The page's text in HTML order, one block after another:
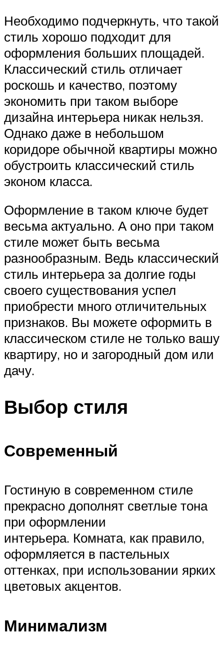
Необходимо подчеркнуть, что такой
стиль хорошо подходит для
оформления больших площадей.
Классический стиль отличает
роскошь и качество, поэтому
экономить при таком выборе
дизайна интерьера никак нельзя.
Однако даже в небольшом
коридоре обычной квартиры можно
обустроить классический стиль
эконом класса.
Оформление в таком ключе будет
весьма актуально. А оно при таком
стиле может быть весьма
разнообразным. Ведь классический
стиль интерьера за долгие годы
своего существования успел
приобрести много отличительных
признаков. Вы можете оформить в
классическом стиле не только вашу
квартиру, но и загородный дом или
дачу.
Выбор стиля
Современный
Гостиную в современном стиле
прекрасно дополнят светлые тона
при оформлении
интерьера. Комната, как правило,
оформляется в пастельных
оттенках, при использовании ярких
цветовых акцентов.
Минимализм